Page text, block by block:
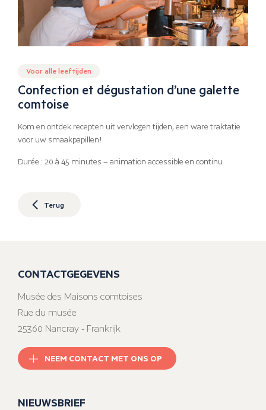
Voor alle leeftijden
Confection et dégustation d’une galette
comtoise
Kom en ontdek recepten uit vervlogen tijden, een ware traktatie
voor uw smaakpapillen!
Durée : 20 à 45 minutes – animation accessible en continu
Terug
CONTACTGEGEVENS
Musée des Maisons comtoises
Rue du musée
25360 Nancray - Frankrijk
NEEM CONTACT MET ONS OP
NIEUWSBRIEF